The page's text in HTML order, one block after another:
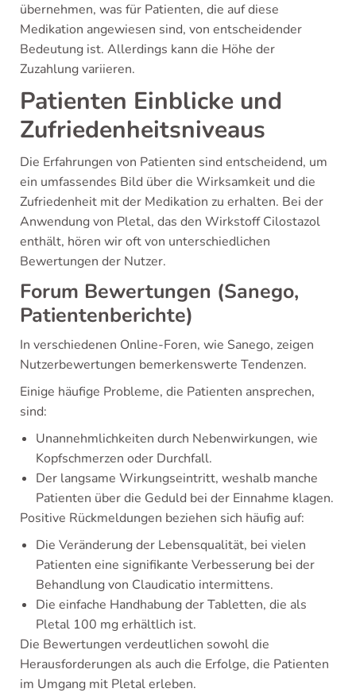
übernehmen, was für Patienten, die auf diese
Medikation angewiesen sind, von entscheidender
Bedeutung ist. Allerdings kann die Höhe der
Zuzahlung variieren.
Patienten Einblicke und
Zufriedenheitsniveaus
Die Erfahrungen von Patienten sind entscheidend, um
ein umfassendes Bild über die Wirksamkeit und die
Zufriedenheit mit der Medikation zu erhalten. Bei der
Anwendung von Pletal, das den Wirkstoff Cilostazol
enthält, hören wir oft von unterschiedlichen
Bewertungen der Nutzer.
Forum Bewertungen (Sanego,
Patientenberichte)
In verschiedenen Online-Foren, wie Sanego, zeigen
Nutzerbewertungen bemerkenswerte Tendenzen.
Einige häufige Probleme, die Patienten ansprechen,
sind:
Unannehmlichkeiten durch Nebenwirkungen, wie
Kopfschmerzen oder Durchfall.
Der langsame Wirkungseintritt, weshalb manche
Patienten über die Geduld bei der Einnahme klagen.
Positive Rückmeldungen beziehen sich häufig auf:
Die Veränderung der Lebensqualität, bei vielen
Patienten eine signifikante Verbesserung bei der
Behandlung von Claudicatio intermittens.
Die einfache Handhabung der Tabletten, die als
Pletal 100 mg erhältlich ist.
Die Bewertungen verdeutlichen sowohl die
Herausforderungen als auch die Erfolge, die Patienten
im Umgang mit Pletal erleben.